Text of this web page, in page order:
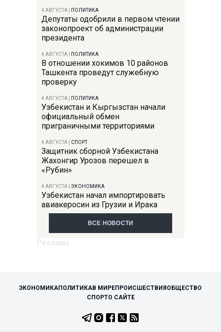
4 АВГУСТА ПОЛИТИКА
Депутаты одобрили в первом чтении
законопроект об администрации
президента
4 АВГУСТА ПОЛИТИКА
В отношении хокимов 10 районов
Ташкента проведут служебную
проверку
4 АВГУСТА ПОЛИТИКА
Узбекистан и Кыргызстан начали
официальный обмен
приграничными территориями
4 АВГУСТА СПОРТ
Защитник сборной Узбекистана
Жахонгир Урозов перешел в
«Рубин»
4 АВГУСТА ЭКОНОМИКА
Узбекистан начал импортировать
авиакеросин из Грузии и Ирака
ВСЕ НОВОСТИ
ЭКОНОМИКАПОЛИТИКАВ МИРЕПРОИСШЕСТВИЯОБЩЕСТВО
СПОРТО САЙТЕ